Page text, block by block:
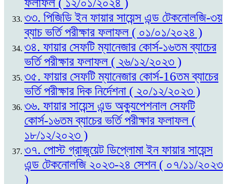
ফলাফল ( ১২/০১/২০২৪ )
৩৩. পিজিডি ইন ফায়ার সায়েন্স এন্ড টেকনোলজি-৩য়
ব্যাচ ভর্তি পরীক্ষার ফলাফল ( ০১/০১/২০২৪ )
৩৪. ফায়ার সেফটি ম্যানেজার কোর্স-১৬তম ব্যাচের
ভর্তি পরীক্ষার ফলাফল ( ২৬/১২/২০২৩ )
৩৫. ফায়ার সেফটি ম্যানেজার কোর্স-16তম ব্যাচের
ভর্তি পরীক্ষার দিক নির্দেশনা ( ২০/১২/২০২৩ )
৩৬. ফায়ার সায়েন্স এন্ড অক্যুপেশনাল সেফটি
কোর্স-১৬তম ব্যাচের ভর্তি পরীক্ষার ফলাফল (
১৮/১২/২০২৩ )
৩৭. পোস্ট গ্রাজুয়েট ডিপ্লোমা ইন ফায়ার সায়েন্স
এন্ড টেকনোলজি ২০২৩-২৪ সেশন ( ০৭/১১/২০২৩
)